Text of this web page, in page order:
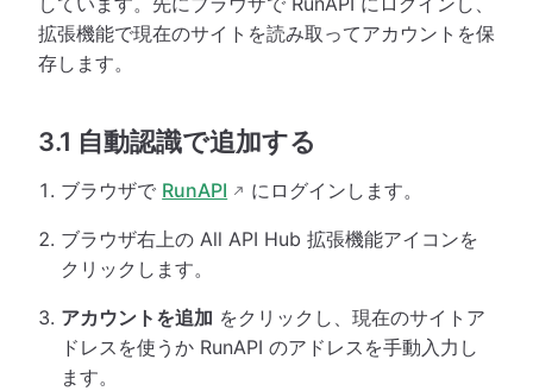
拡張機能で現在のサイトを読み取ってアカウントを保
存します。
3.1 自動認識で追加する
ブラウザで RunAPI にログインします。
ブラウザ右上の All API Hub 拡張機能アイコンを
クリックします。
アカウントを追加 をクリックし、現在のサイトア
ドレスを使うか RunAPI のアドレスを手動入力し
ます。